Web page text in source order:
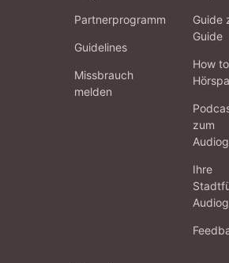
Partnerprogramm
Guidelines
Missbrauch
melden
Guide
Guide
How to
zum
Ihre